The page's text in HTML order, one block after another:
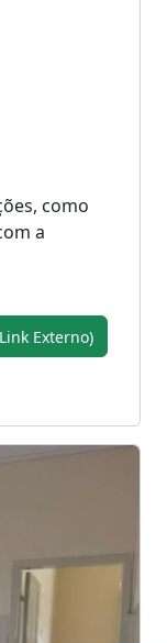
como
a
Externo)